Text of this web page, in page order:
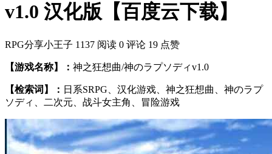
v1.0 汉化版【百度云下载】
RPG分享小王子 1137 阅读 0 评论 19 点赞
【游戏名称】： 神之狂想曲/神のラプソディv1.0
【检索词】： 日系SRPG、汉化游戏、神之狂想曲、神のラプ
ソディ、二次元、战斗女主角、冒险游戏